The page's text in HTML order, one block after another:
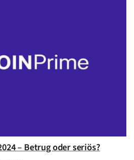
– Betrug oder seriös?